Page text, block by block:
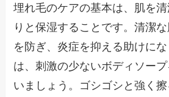
埋れ毛のケアの基本は、肌を
りと保湿することです。清潔
を防ぎ、炎症を抑える助けに
は、刺激の少ないボディソー
いましょう。ゴシゴシと強く擦